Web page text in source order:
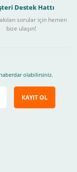
Destek Hattı
sorular için hemen
bize ulaşın!
olabilirsiniz.
KAYIT OL